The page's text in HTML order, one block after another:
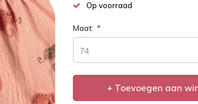
Op voorraad
Maat: *
74
+ Toevoegen aan